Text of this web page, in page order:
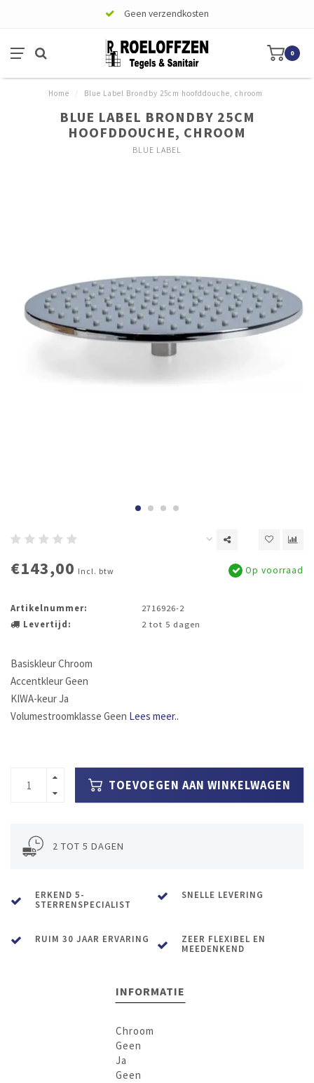
Geen verzendkosten
0
Home Blue Label Brondby 25cm hoofddouche, chroom
BLUE LABEL BRONDBY 25CM
HOOFDDOUCHE, CHROOM
BLUE LABEL
€143,00 Incl. btw Op voorraad
Artikelnummer:
2716926-2
Levertijd:
2 tot 5 dagen
Basiskleur Chroom
Accentkleur Geen
KIWA-keur Ja
Volumestroomklasse Geen Lees meer..
TOEVOEGEN AAN WINKELWAGEN
2 TOT 5 DAGEN
ERKEND 5-
STERRENSPECIALIST
SNELLE LEVERING
RUIM 30 JAAR ERVARING
ZEER FLEXIBEL EN
MEEDENKEND
INFORMATIE
Chroom
Geen
Ja
Geen